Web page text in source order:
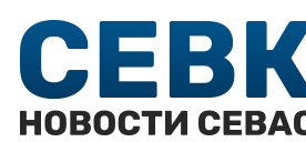
content